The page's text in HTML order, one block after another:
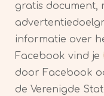
gratis document,
informatie over
Facebook vind je
door Facebook
de Verenigde